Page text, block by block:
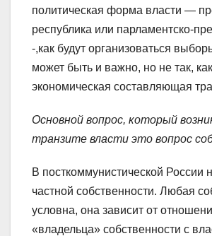
политическая форма власти —
республика или парламентско-
-,как будут организоваться
может быть и важно, но не так, как
экономическая составляющая
Основной вопрос, который
транзите власти это вопрос
В посткоммунистической России
частной собственности. Любая
условна, она зависит от
«владельца» собственности с